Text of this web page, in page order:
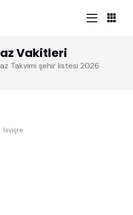
Vakitleri
Takvimi şehir listesi 2026
İsviçre